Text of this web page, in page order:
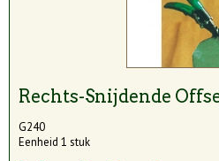
Rechts-Snijdende
G240
Eenheid 1 stuk